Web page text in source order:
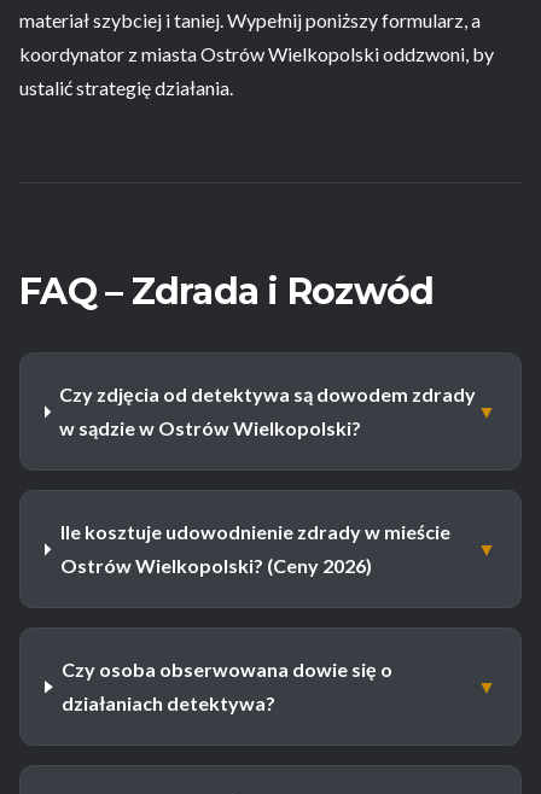
materiał szybciej i taniej. Wypełnij poniższy formularz, a
koordynator z miasta Ostrów Wielkopolski oddzwoni, by
ustalić strategię działania.
FAQ – Zdrada i Rozwód
Czy zdjęcia od detektywa są dowodem zdrady
w sądzie w Ostrów Wielkopolski?
▼
Ile kosztuje udowodnienie zdrady w mieście
Ostrów Wielkopolski? (Ceny 2026)
▼
Czy osoba obserwowana dowie się o
działaniach detektywa?
▼